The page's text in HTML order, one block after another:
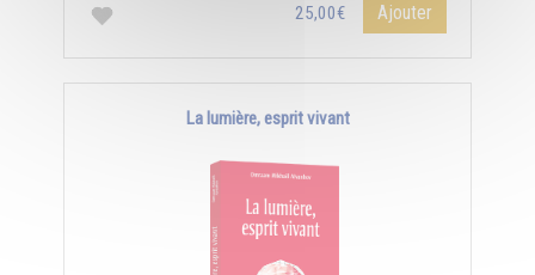
25,00€ Ajouter
La lumière, esprit vivant